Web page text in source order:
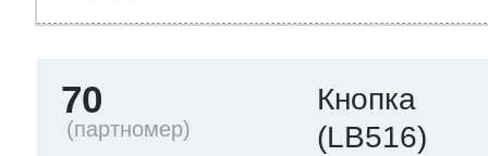
70
Кнопка
(LB516)